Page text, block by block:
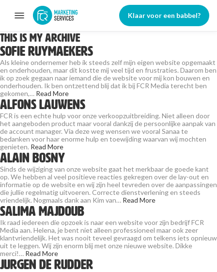
Klaar voor een babbel?
This is my archive
Sofie Ruymaekers
Als kleine ondernemer heb ik steeds zelf mijn eigen website opgemaakt
en onderhouden, maar dit kostte mij veel tijd en frustraties. Daarom ben
ik op zoek gegaan naar iemand die de website voor mij kon bouwen en
onderhouden. Ik ben ontzettend blij dat ik bij FCR Media terecht ben
gekomen,… Read More
Alfons Lauwens
FCR is een echte hulp voor onze verkoopzuitbreiding. Niet alleen door
het aangeboden product maar vooral dankzij de persoonlijke aanpak van
de account manager. Via deze weg wensen we vooral Sanaa te
bedanken voor haar enorme hulp en toewijding waarvan wij mochten
genieten. Read More
Alain Bosny
Sinds de wijziging van onze website gaat het merkbaar de goede kant
op. We hebben al veel positieve reacties gekregen over de lay-out en
informatie op de website en wij zijn heel tevreden over de aanpassingen
die jullie regelmatig uitvoeren. Correcte dienstverlening en steeds
vriendelijk. Nogmaals dank aan Kim van… Read More
Salima Majdoub
Ik raad iedereen die opzoek is naar een website voor zijn bedrijf FCR
Media aan. Helena, je bent niet alleen professioneel maar ook zeer
klantvriendelijk. Het was nooit teveel gevraagd om telkens iets opnieuw
uit te leggen. Wij zijn enorm blij met onze nieuwe website. Dikke
merci!… Read More
Jurgen De Rudder